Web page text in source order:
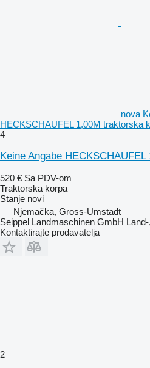
nova
HECKSCHAUFEL 1,00M traktorska
4
Keine Angabe HECKSCHAUFEL
520 € Sa PDV-om
Traktorska korpa
Stanje novi
Njemačka, Gross-Umstadt
Seippel Landmaschinen GmbH
Kontaktirajte prodavatelja
2